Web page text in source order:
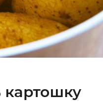
картошку